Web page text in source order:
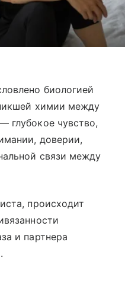
биологией
химии между
чувство,
доверии,
связи между
происходит
и партнера